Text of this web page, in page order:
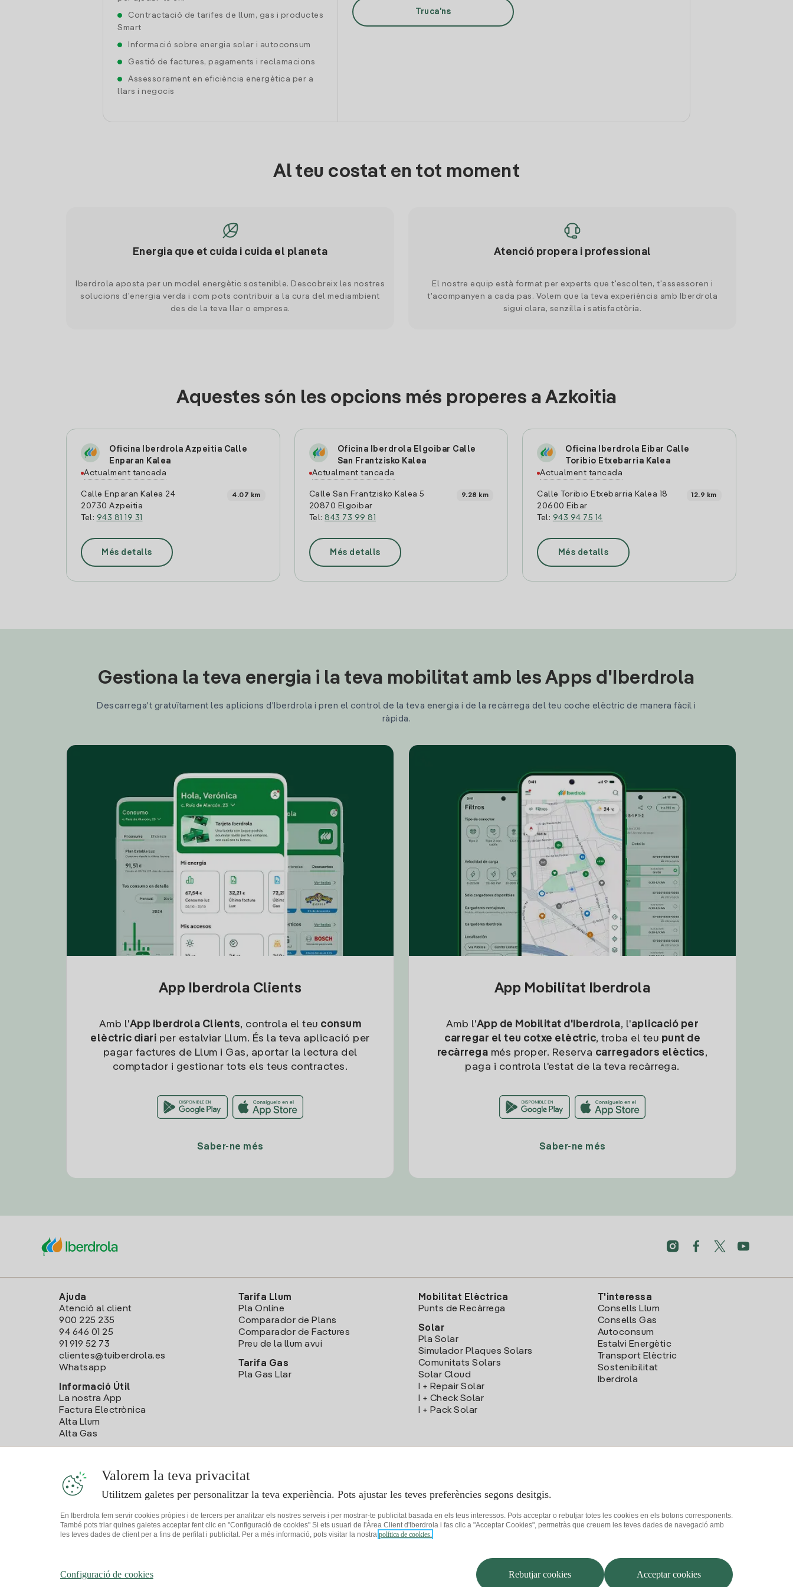
Contractació de tarifes de llum, gas i productes
Smart
Informació sobre energia solar i autoconsum
Gestió de factures, pagaments i reclamacions
Assessorament en eficiència energètica per a
llars i negocis
Truca'ns
Al teu costat en tot moment
Energia que et cuida i cuida el planeta
Iberdrola aposta per un model energètic sostenible. Descobreix les nostres
solucions d'energia verda i com pots contribuir a la cura del mediambient
des de la teva llar o empresa.
Atenció propera i professional
El nostre equip està format per experts que t'escolten, t'assessoren i
t'acompanyen a cada pas. Volem que la teva experiència amb Iberdrola
sigui clara, senzilla i satisfactòria.
Aquestes són les opcions més properes a Azkoitia
Oficina Iberdrola Azpeitia Calle
Enparan Kalea
Actualment tancada
Calle Enparan Kalea 24
20730 Azpeitia
Tel: 943 81 19 31
4.07 km
Més detalls
Oficina Iberdrola Elgoibar Calle
San Frantzisko Kalea
Actualment tancada
Calle San Frantzisko Kalea 5
20870 Elgoibar
Tel:843 73 99 81
9.28 km
Més detalls
Oficina Iberdrola Eibar Calle
Toribio Etxebarria Kalea
Actualment tancada
Calle Toribio Etxebarria Kalea 18
20600 Eibar
Tel: 943 94 75 14
12.9 km
Més detalls
Gestiona la teva energia i la teva mobilitat amb les Apps d'Iberdrola
Descarrega't gratuïtament les aplicions d'Iberdrola i pren el control de la teva energia i de la recàrrega del teu coche elèctric de manera fàcil i
ràpida.
App Iberdrola Clients
Amb l'App Iberdrola Clients, controla el teu consum
elèctric diari per estalviar Llum. És la teva aplicació per
pagar factures de Llum i Gas, aportar la lectura del
comptador i gestionar tots els teus contractes.
Saber-ne més
App Mobilitat Iberdrola
Amb l'App de Mobilitat d'Iberdrola, l'aplicació per
carregar el teu cotxe elèctric, troba el teu punt de
recàrrega més proper. Reserva carregadors elèctics,
paga i controla l'estat de la teva recàrrega.
Saber-ne més
Ajuda
Atenció al client
900 225 235
94 646 01 25
91 919 52 73
clientes@tuiberdrola.es
Whatsapp
Informació Útil
La nostra App
Factura Electrònica
Alta Llum
Alta Gas
Tarifa Llum
Pla Online
Comparador de Plans
Comparador de Factures
Preu de la llum avui
Tarifa Gas
Pla Gas Llar
Mobilitat Elèctrica
Punts de Recàrrega
Solar
Pla Solar
Simulador Plaques Solars
Comunitats Solars
Solar Cloud
I + Repair Solar
I + Check Solar
I + Pack Solar
T'interessa
Consells Llum
Consells Gas
Autoconsum
Estalvi Energètic
Transport Elèctric
Sostenibilitat
Iberdrola
Valorem la teva privacitat
Utilitzem galetes per personalitzar la teva experiència. Pots ajustar les teves preferències segons desitgis.
En Iberdrola fem servir cookies pròpies i de tercers per analitzar els nostres serveis i per mostrar-te publicitat basada en els teus interessos. Pots acceptar o rebutjar totes les cookies en els botons corresponents.
També pots triar quines galetes acceptar fent clic en "Configuració de cookies" Si ets usuari de l'Àrea Client d'Iberdrola i fas clic a "Acceptar Cookies", permetràs que creuem les teves dades de navegació amb
les teves dades de client per a fins de perfilat i publicitat. Per a més informació, pots visitar la nostra política de cookies.
Configuració de cookies Rebutjar cookies Acceptar cookies